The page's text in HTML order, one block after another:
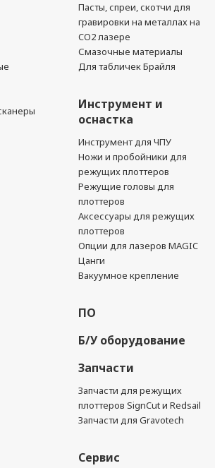
Пасты, спреи, скотчи для
гравировки на металлах на
CO2 лазере
Смазочные материалы
Для табличек Брайля
Инструмент и
оснастка
Инструмент для ЧПУ
Ножи и пробойники для
режущих плоттеров
Режущие головы для
плоттеров
Аксессуары для режущих
плоттеров
Опции для лазеров MAGIC
Цанги
Вакуумное крепление
ПО
Б/У оборудование
Запчасти
Запчасти для режущих
плоттеров SignCut и Redsail
Запчасти для Gravotech
Сервис